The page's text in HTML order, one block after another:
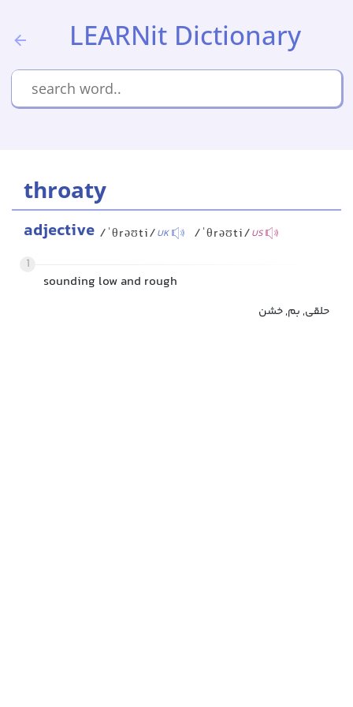
LEARNit Dictionary
throaty
adjective /ˈθrəʊti/UK /ˈθrəʊti/US
1
sounding low and rough
حلقی, بم, خشن